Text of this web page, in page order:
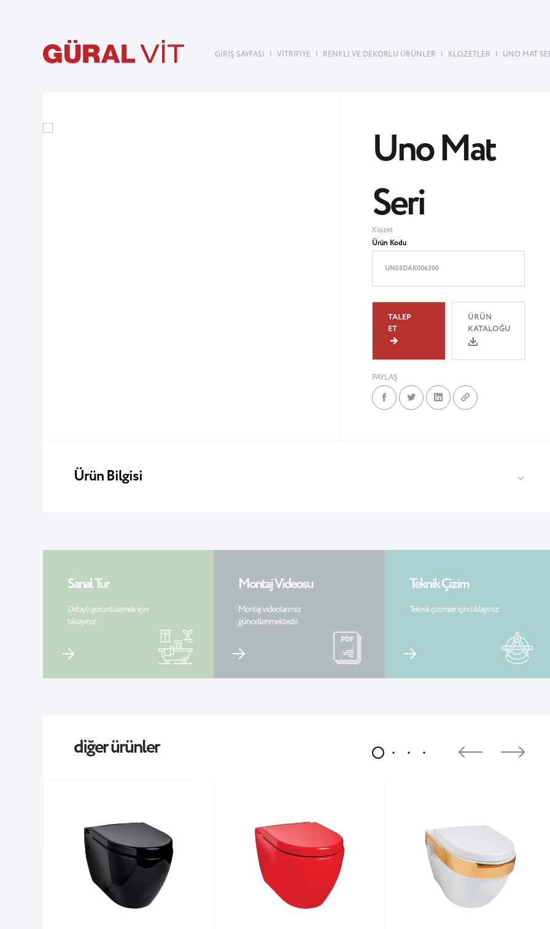
GİRİŞ SAYFASI | VİTRİFİYE | RENKLİ VE DEKORLU ÜRÜNLER | KLOZETLER | UNO MAT
Uno Mat
Seri
Klozet
Ürün Kodu
UN03DAK006300
TALEP
ET
ÜRÜN
KATALOĞU
PAYLAŞ
Ürün Bilgisi
Sanal Tur
Detaylı görüntülemek için
tıklayınız.
Montaj Videosu
Montaj videolarımız
güncellenmektedir.
Teknik Çizim
Teknik çizimler için tıklayınız.
diğer ürünler